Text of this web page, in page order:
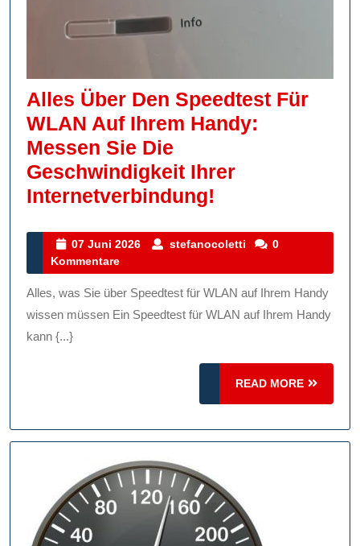
Alles Über Den Speedtest Für
WLAN Auf Ihrem Handy:
Messen Sie Die
Geschwindigkeit Ihrer
Internetverbindung!
Den
Für
WLAN
Ihrem
Handy:
Sie
Ihrer
07 Juni 2026
07
2026
stefanocoletti stefanocoletti
0
Kommentare
Alles, was Sie über Speedtest für WLAN auf Ihrem Handy
wissen müssen Ein Speedtest für WLAN auf Ihrem Handy
kann {...}
READ MORE
READ
MORE